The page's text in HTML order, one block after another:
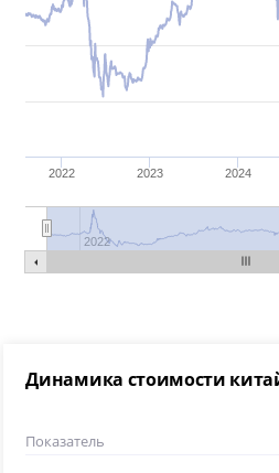
2022 2023 2024
2022
Динамика стоимости
Показатель